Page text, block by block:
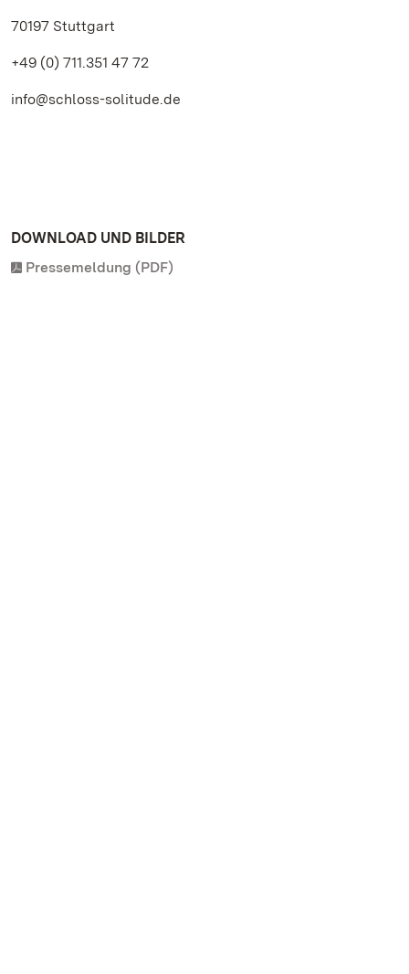
70197 Stuttgart
+49 (0) 711.351 47 72
info@schloss-solitude.de
DOWNLOAD UND BILDER
Pressemeldung (PDF)